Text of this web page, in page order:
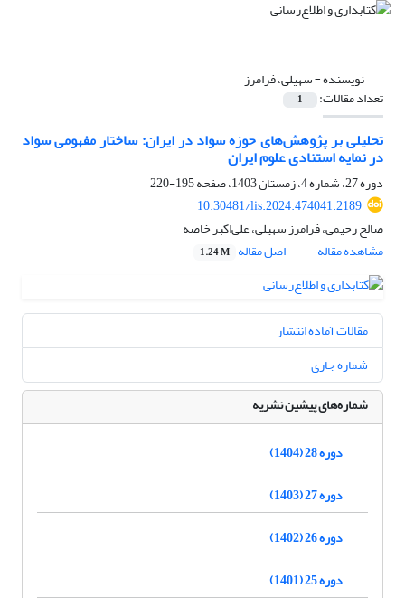
نویسنده =سهیلی، فرامرز
تعداد مقالات: 1
تحلیلی بر پژوهش‌های حوزه سواد در ایران: ساختار مفهومی سواد
در نمایه استنادی علوم ایران
دوره 27، شماره 4، زمستان 1403، صفحه
195-220
10.30481/lis.2024.474041.2189
صالح رحیمی، فرامرز سهیلی، علی‌اکبر خاصه
مشاهده مقاله
اصل مقاله 1.24 M
مقالات آماده انتشار
شماره جاری
شماره‌های پیشین نشریه
دوره 28 (1404)
دوره 27 (1403)
دوره 26 (1402)
دوره 25 (1401)